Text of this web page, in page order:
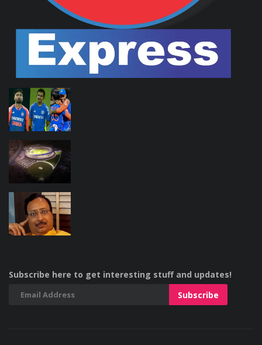
Subscribe here to get interesting stuff and updates!